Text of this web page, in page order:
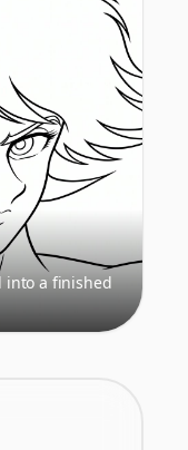
into a finished